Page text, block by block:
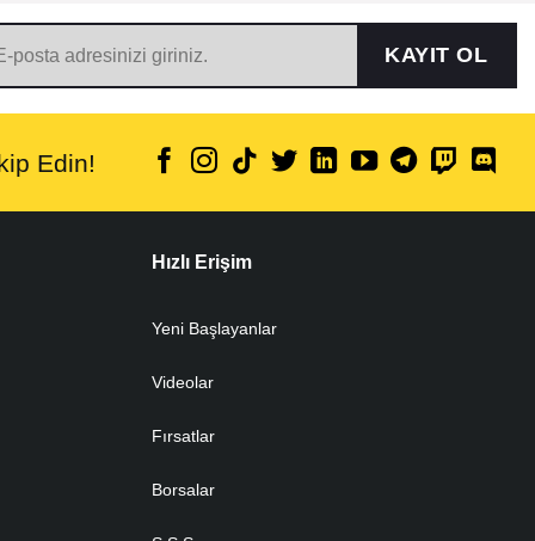
KAYIT OL
Edin!
Hızlı Erişim
Yeni Başlayanlar
Videolar
Fırsatlar
Borsalar